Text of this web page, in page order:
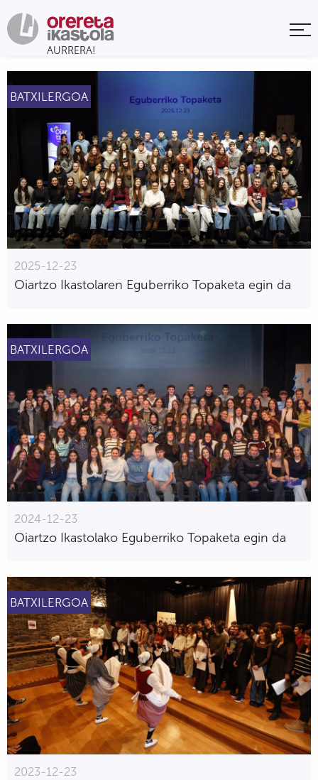
BATXILERGOA
2025-12-23
Oiartzo Ikastolaren Eguberriko Topaketa egin da
BATXILERGOA
2024-12-23
Oiartzo Ikastolako Eguberriko Topaketa egin da
BATXILERGOA
2023-12-23